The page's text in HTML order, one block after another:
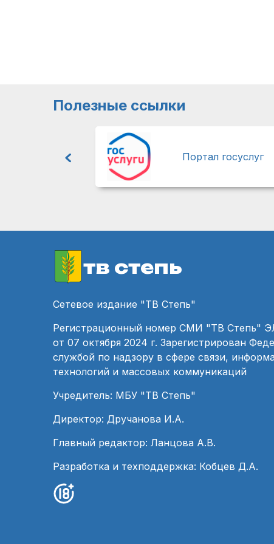
Полезные ссылки
Портал госуслуг
тв степь
Сетевое издание "ТВ Степь"
Регистрационный номер СМИ "ТВ Степь"
от 07 октября 2024 г. Зарегистрирован
службой по надзору в сфере связи,
технологий и массовых коммуникаций
Учредитель: МБУ "ТВ Степь"
Директор: Дручанова И.А.
Главный редактор: Ланцова А.В.
Разработка и техподдержка: Кобцев Д.А.